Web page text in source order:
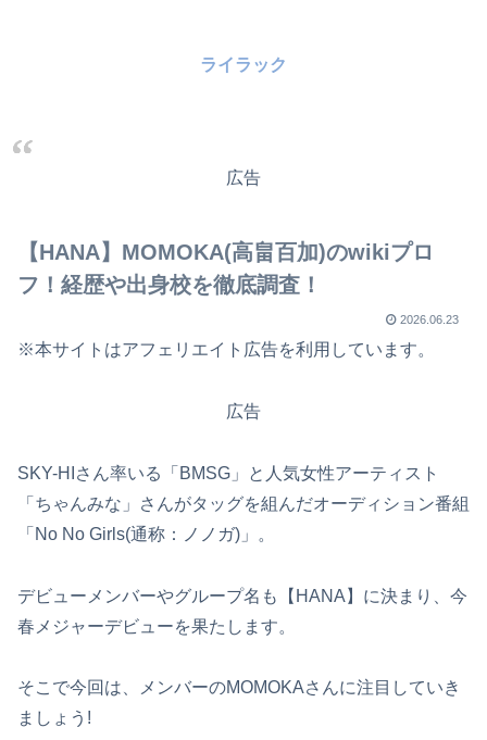
ライラック
広告
【HANA】MOMOKA(高畠百加)のwikiプロ
フ！経歴や出身校を徹底調査！
2026.06.23
※本サイトはアフェリエイト広告を利用しています。
広告
SKY-HIさん率いる「BMSG」と人気女性アーティスト
「ちゃんみな」さんがタッグを組んだオーディション番組
「No No Girls(通称：ノノガ)」。
デビューメンバーやグループ名も【HANA】に決まり、今
春メジャーデビューを果たします。
そこで今回は、メンバーのMOMOKAさんに注目していき
ましょう!